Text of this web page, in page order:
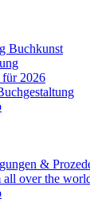
Buchkunst
für 2026
&
all over the